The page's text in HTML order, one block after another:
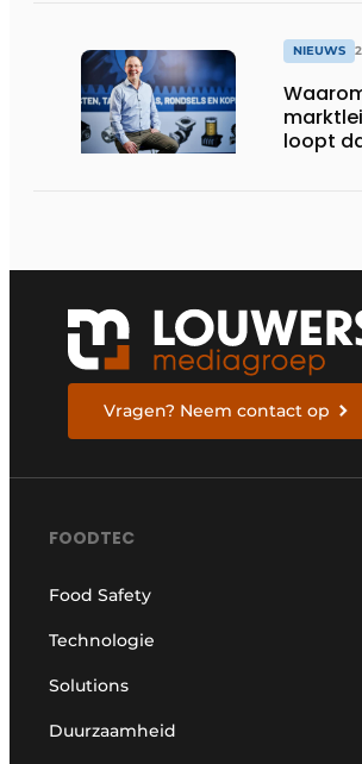
NIEUWS
loopt
Vragen? Neem contact op
FOODTEC
Food Safety
Technologie
Solutions
Duurzaamheid